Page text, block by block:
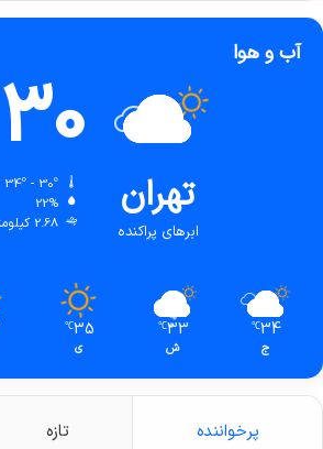
آب و هوا
تهران
ابرهای پراکنده
30
22%
2.68 کیلومتر/ساعت
34
℃
ج
33
℃
ش
35
℃
ی
پرخواننده تازه